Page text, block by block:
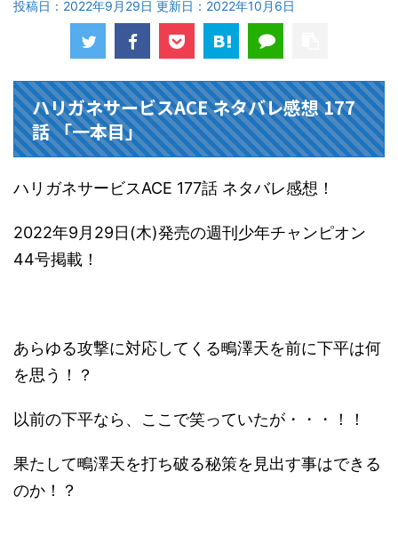
投稿日：2022年9月29日 更新日： 2022年10月6日
ハリガネサービスACE ネタバレ感想 177
話 「一本目」
ハリガネサービスACE 177話 ネタバレ感想！
2022年9月29日(木)発売の週刊少年チャンピオン
44号掲載！
あらゆる攻撃に対応してくる鴫澤天を前に下平は何
を思う！？
以前の下平なら、ここで笑っていたが・・・！！
果たして鴫澤天を打ち破る秘策を見出す事はできる
のか！？